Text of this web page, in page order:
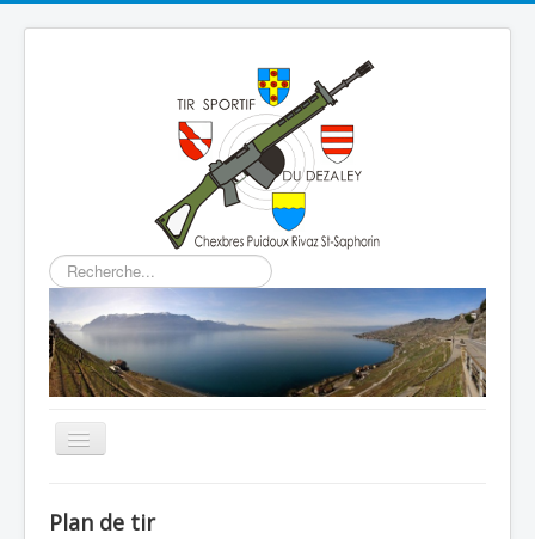
Rechercher
Basculer
la
Plan de tir